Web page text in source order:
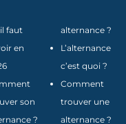
faut
en
son
?
alternance ?
L’alternance
c’est quoi ?
Comment
trouver une
alternance ?